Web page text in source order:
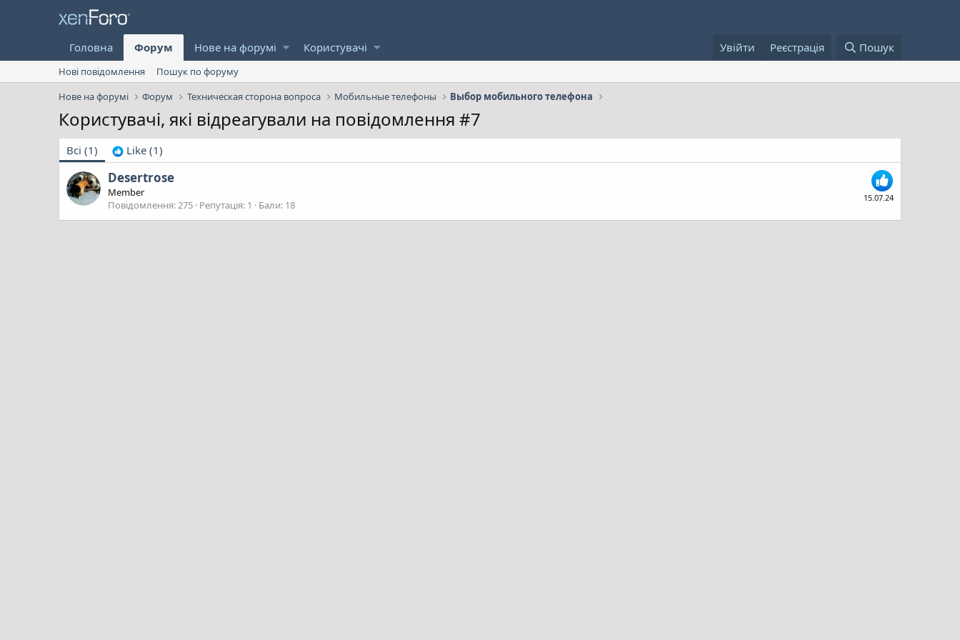
Головна Форум Нове на форумі Користувачі Увійти Реєстрація Пошук
Нові повідомлення
Пошук по форуму
Нове на форумі
Форум Техническая сторона вопроса Мобильные телефоны Выбор мобильного телефона
Користувачі, які відреагували на повідомлення #7
Всі (1) Like (1)
15.07.24
Desertrose
Member
Повідомлення 275 Репутація 1 Бали 18